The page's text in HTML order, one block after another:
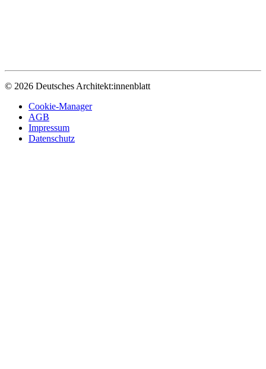
© 2026 Deutsches Architekt:innenblatt
Cookie-Manager
AGB
Impressum
Datenschutz